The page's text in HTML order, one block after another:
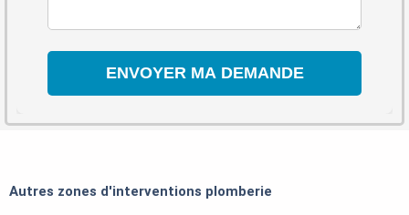
Autres zones d'interventions plomberie